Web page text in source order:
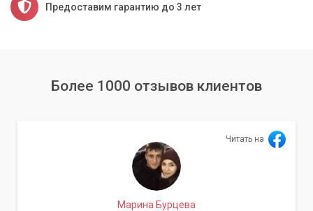
Предоставим гарантию до 3 лет
Более 1000 отзывов клиентов
Читать на
Марина Бурцева